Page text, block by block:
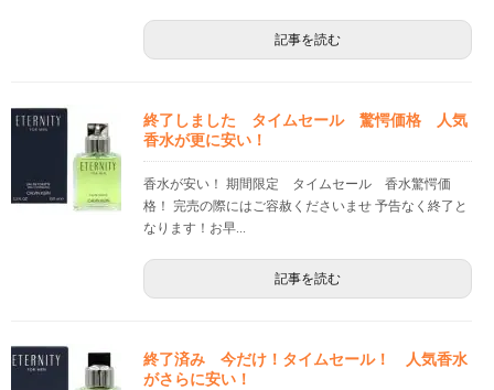
記事を読む
終了しました タイムセール 驚愕価格 人気
香水が更に安い！
香水が安い！ 期間限定 タイムセール 香水驚愕価
格！ 完売の際にはご容赦くださいませ 予告なく終了と
なります！お早...
記事を読む
終了済み 今だけ！タイムセール！ 人気香水
がさらに安い！